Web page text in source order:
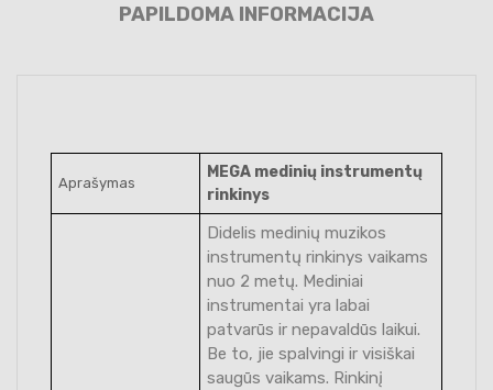
PAPILDOMA INFORMACIJA
Aprašymas
MEGA medinių instrumentų
rinkinys
Didelis medinių muzikos
instrumentų rinkinys vaikams
nuo 2 metų. Mediniai
instrumentai yra labai
patvarūs ir nepavaldūs laikui.
Be to, jie spalvingi ir visiškai
saugūs vaikams. Rinkinį